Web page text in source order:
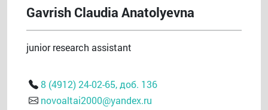
Gavrish Claudia Anatolyevna
junior research assistant
8 (4912) 24-02-65, доб. 136
novoaltai2000@yandex.ru